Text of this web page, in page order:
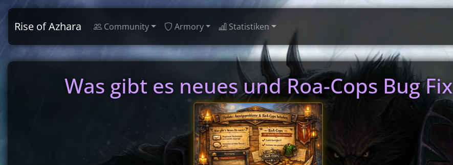
Rise of Azhara Community Armory Statistiken
Was gibt es neues und Roa-Cops Bug Fix